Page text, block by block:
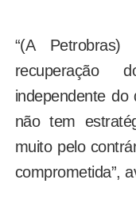
“(A
recuperação
independente
não tem
muito pelo
comprometida”,